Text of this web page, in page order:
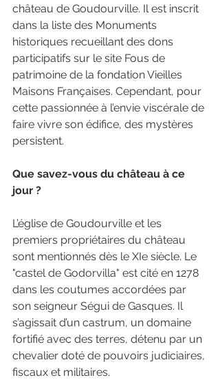
château de Goudourville. Il est inscrit
dans la liste des Monuments
historiques recueillant des dons
participatifs sur le site Fous de
patrimoine de la fondation Vieilles
Maisons Françaises. Cependant, pour
cette passionnée à l’envie viscérale de
faire vivre son édifice, des mystères
persistent.
Que savez-vous du château à ce
jour ?
L’église de Goudourville et les
premiers propriétaires du château
sont mentionnés dès le XIe siècle. Le
"castel de Godorvilla" est cité en 1278
dans les coutumes accordées par
son seigneur Ségui de Gasques. Il
s’agissait d’un castrum, un domaine
fortifié avec des terres, détenu par un
chevalier doté de pouvoirs judiciaires,
fiscaux et militaires.